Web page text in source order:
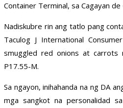
Container Terminal, sa Cagayan de
Nadiskubre rin ang tatlo pang
Taculog J International
smuggled red onions at carrots
P17.55-M.
Sa ngayon, inihahanda na ng DA
mga sangkot na personalidad